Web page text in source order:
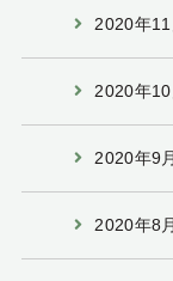
2020年11
2020年10
2020年9
2020年8